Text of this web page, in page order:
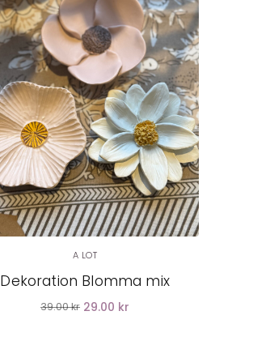
LÄGG I
VARUKORG
A LOT
Dekoration Blomma mix
39.00 kr 29.00 kr